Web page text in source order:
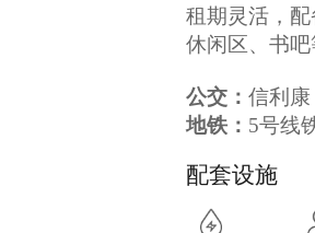
租期灵活，
休闲区、书吧
公交： 信利康
地铁： 5号线
配套设施